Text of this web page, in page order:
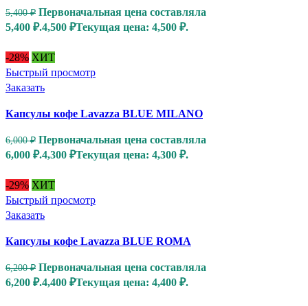
5,400₽ Первоначальная цена составляла
5,400 ₽.4,500 ₽Текущая цена: 4,500 ₽.
-28% ХИТ
Быстрый просмотр
Заказать
Капсулы кофе Lavazza BLUE MILANO
6,000₽ Первоначальная цена составляла
6,000 ₽.4,300 ₽Текущая цена: 4,300 ₽.
-29% ХИТ
Быстрый просмотр
Заказать
Капсулы кофе Lavazza BLUE ROMA
6,200₽ Первоначальная цена составляла
6,200 ₽.4,400 ₽Текущая цена: 4,400 ₽.